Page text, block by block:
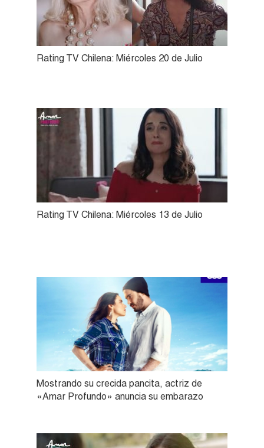
Rating TV Chilena: Miércoles 20 de Julio
Rating TV Chilena: Miércoles 13 de Julio
Mostrando su crecida pancita, actriz de
«Amar Profundo» anuncia su embarazo